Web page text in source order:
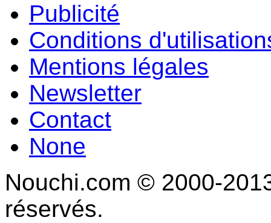
Publicité
Conditions
Mentions légales
Newsletter
Contact
None
Nouchi.com © 2000-
réservés.